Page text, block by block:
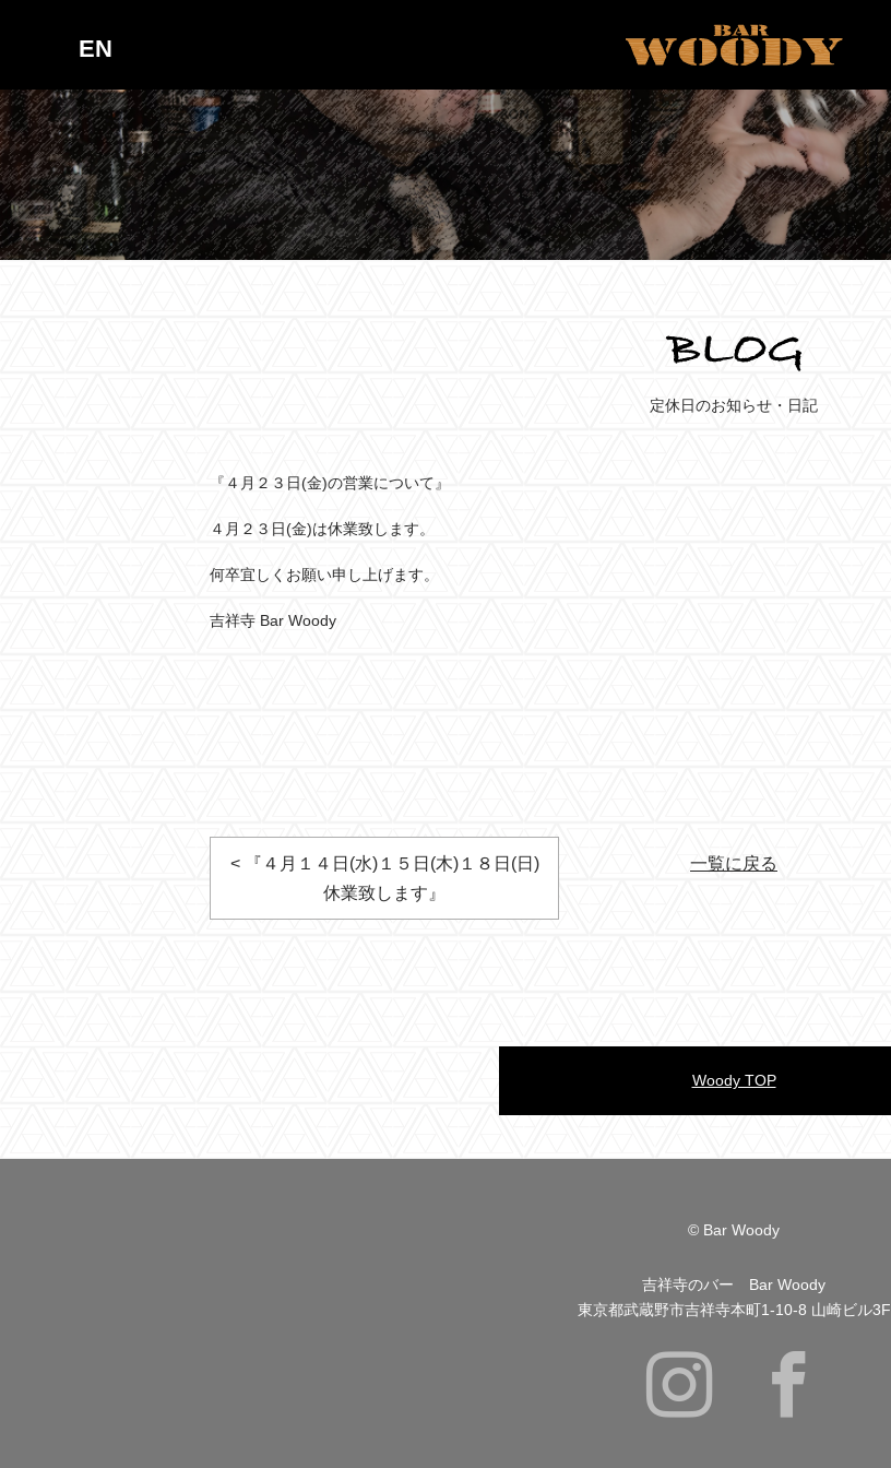
EN
定休日のお知らせ・日記
『４月２３日(金)の営業について』
４月２３日(金)は休業致します。
何卒宜しくお願い申し上げます。
吉祥寺 Bar Woody
< 『４月１４日(水)１５日(木)１８日(日)
休業致します』
一覧に戻る
Woody TOP
© Bar Woody
吉祥寺のバー Bar Woody
東京都武蔵野市吉祥寺本町1-10-8 山崎ビル3F